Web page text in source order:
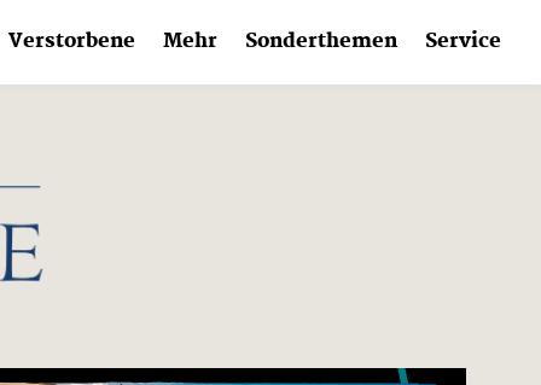
Verstorbene Mehr Sonderthemen Service